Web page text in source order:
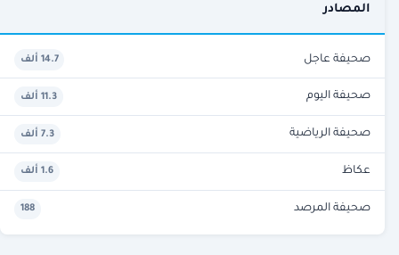
المصادر
صحيفة عاجل 14.7 ألف
صحيفة اليوم 11.3 ألف
صحيفة الرياضية 7.3 ألف
عكاظ 1.6 ألف
صحيفة المرصد 188